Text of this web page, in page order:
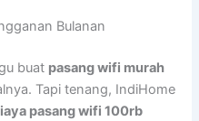
Bulanan
buat pasang wifi murah
Tapi tenang, IndiHome
pasang wifi 100rb